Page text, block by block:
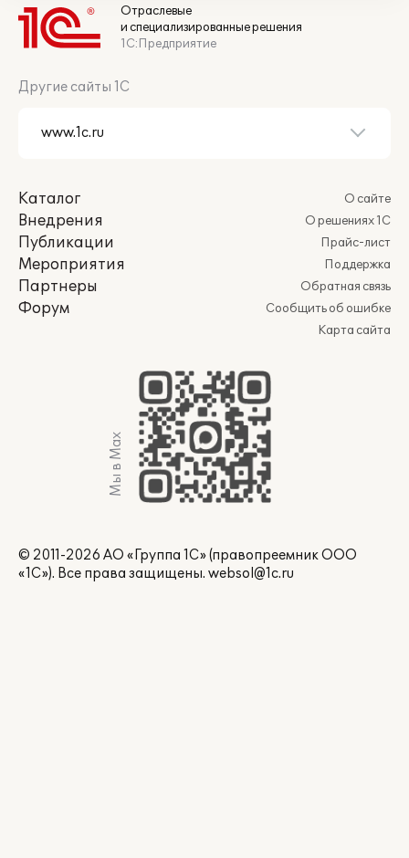
Отраслевые
и специализированные решения
1С:Предприятие
Другие сайты 1С
Каталог
Внедрения
Публикации
Мероприятия
Партнеры
Форум
О сайте
О решениях 1С
Прайс-лист
Поддержка
Обратная связь
Сообщить об ошибке
Карта сайта
Мы в Max
© 2011-2026 АО «Группа 1С» (правопреемник ООО
«1С»). Все права защищены. websol@1c.ru